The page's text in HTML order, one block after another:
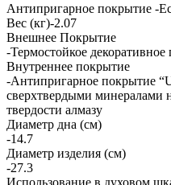
Антипригарное покрытие -
Вес (кг)-2.07
Внешнее Покрытие
-Термостойкое
Внутреннее покрытие
-Антипригарное покрытие
сверхтвердыми минералами
твердости алмазу
Диаметр дна (см)
-14.7
Диаметр изделия (см)
-27.3
Использование в духовом